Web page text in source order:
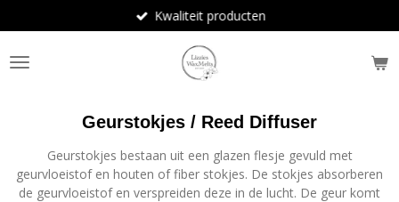
direct
naar
de
Kwaliteit producten
Geurstokjes / Reed Diffuser
Geurstokjes bestaan uit een glazen flesje gevuld met
geurvloeistof en houten of fiber stokjes. De stokjes absorberen
de geurvloeistof en verspreiden deze in de lucht. De geur komt